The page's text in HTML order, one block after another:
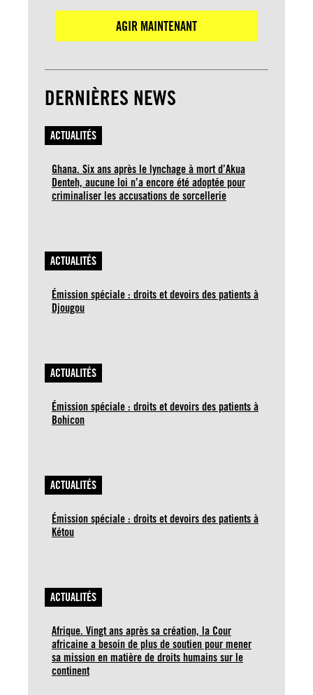
AGIR MAINTENANT
DERNIÈRES NEWS
ACTUALITÉS
Ghana. Six ans après le lynchage à mort d’Akua
Denteh, aucune loi n’a encore été adoptée pour
criminaliser les accusations de sorcellerie
ACTUALITÉS
Émission spéciale : droits et devoirs des patients à
Djougou
ACTUALITÉS
Émission spéciale : droits et devoirs des patients à
Bohicon
ACTUALITÉS
Émission spéciale : droits et devoirs des patients à
Kétou
ACTUALITÉS
Afrique. Vingt ans après sa création, la Cour
africaine a besoin de plus de soutien pour mener
sa mission en matière de droits humains sur le
continent